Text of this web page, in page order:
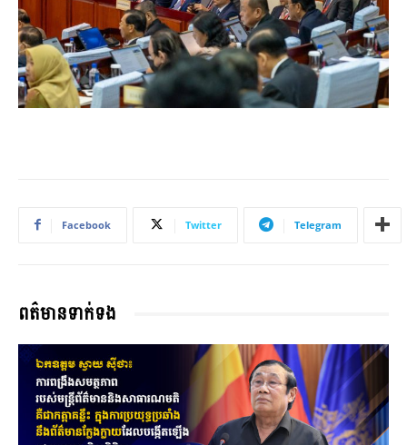
Facebook Twitter Telegram
ពត៌មានទាក់ទង